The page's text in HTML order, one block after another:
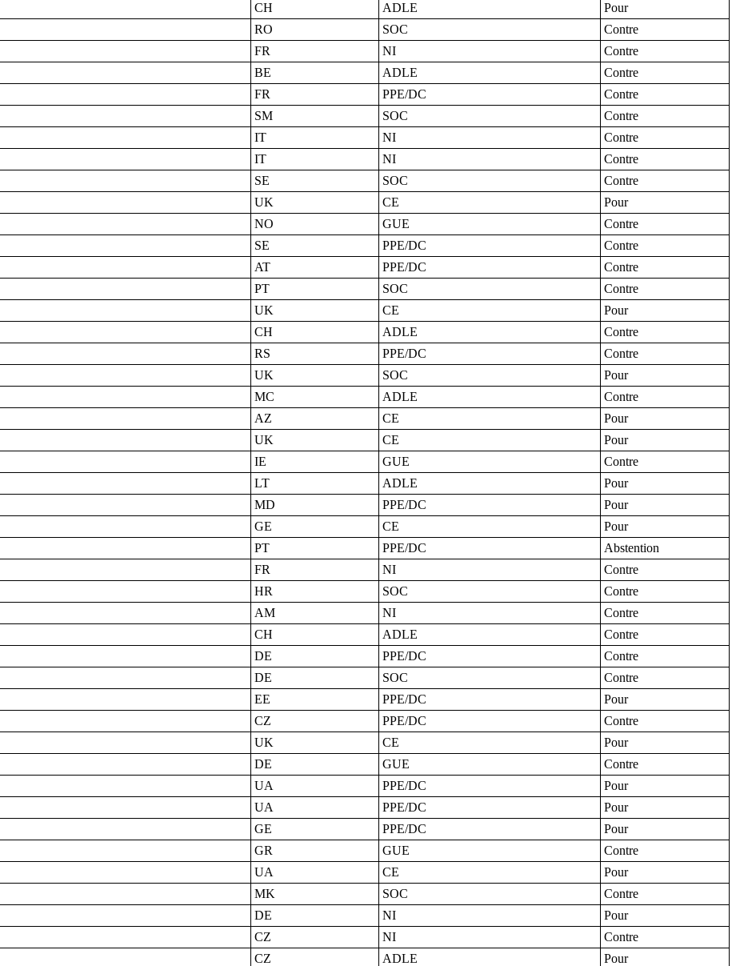
CH ADLE
Pour
RO SOC
Contre
FR NI
Contre
BE ADLE
Contre
FR PPE/DC
Contre
SM SOC
Contre
IT NI
Contre
IT NI
Contre
SE SOC
Contre
UK CE
Pour
NO GUE
Contre
SE PPE/DC
Contre
AT PPE/DC
Contre
PT SOC
Contre
UK CE
Pour
CH ADLE
Contre
RS PPE/DC
Contre
UK SOC
Pour
MC ADLE
Contre
AZ CE
Pour
UK CE
Pour
IE GUE
Contre
LT ADLE
Pour
MD PPE/DC
Pour
GE CE
Pour
PT PPE/DC
Abstention
FR NI
Contre
HR SOC
Contre
AM NI
Contre
CH ADLE
Contre
DE PPE/DC
Contre
DE SOC
Contre
EE PPE/DC
Pour
CZ PPE/DC
Contre
UK CE
Pour
DE GUE
Contre
UA PPE/DC
Pour
UA PPE/DC
Pour
GE PPE/DC
Pour
GR GUE
Contre
UA CE
Pour
MK SOC
Contre
DE NI
Pour
CZ NI
Contre
CZ ADLE
Pour